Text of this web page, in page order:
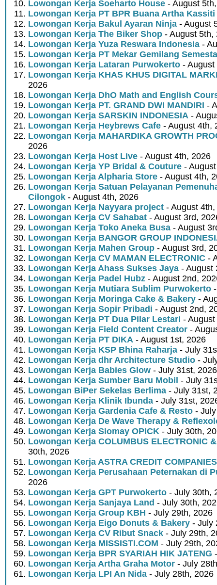
Lowongan Kerja Soeharto House - August
Lowongan Kerja PT BPR Buana Artha Kassiti
Lowongan Kerja Bakul Ayaran Ninja - August
Lowongan Kerja The Biker Shop - August 5th,
Lowongan Kerja Yuza Reswara Indonesia -
Lowongan Kerja PT Mekar Gemilang Semesta
Lowongan Kerja Lataran Purwokerto -
Lowongan Kerja KHAS KHUS DIGITAL
2026
Lowongan Kerja DhO Math and English
Lowongan Kerja PT. GRAND DWI MANDIRI -
Lowongan Kerja SARSKIN INDONESIA -
Lowongan Kerja Heybrews Cafe - August 4th,
Lowongan Kerja MAHARDIKA GROWTH
2026
Lowongan Kerja Host Live - August 4th, 2026
Lowongan Kerja YP Bridal & Couture -
Lowongan Kerja Alpharia Store - August 4th,
Lowongan Kerja Satuan Pelayanan
Cilongok - August 4th, 2026
Lowongan Kerja Nayyara project - August
Lowongan Kerja CV Sahabat - August 3rd,
Lowongan Kerja Toko Aneka Busa - August
Lowongan Kerja BANGOR GROUP
Lowongan Kerja Mahen Group - August 3rd,
Lowongan Kerja CV MAMAN ELECTRONIC -
Lowongan Kerja Ahass Sukses Jaya - August
Lowongan Kerja Padel Hubz - August 2nd,
Lowongan Kerja Mutiara Sublim Purwokerto
Lowongan Kerja Moringa Cake & Bakery -
Lowongan Kerja Sopir Pribadi - August 2nd,
Lowongan Kerja PT Dua Pilar Lestari -
Lowongan Kerja Field Content Creator -
Lowongan Kerja PT DIKA - August 1st, 2026
Lowongan Kerja KSP Bhina Raharja - July
Lowongan Kerja dhr Architecture Studio -
Lowongan Kerja Babies Glow - July 31st, 2026
Lowongan Kerja Sumber Baru Mobil - July
Lowongan BiPer Sekelas Berlima - July 31st,
Lowongan Kerja Klinik Ibunda - July 31st,
Lowongan Kerja Gardenia Cafe & Resto -
Lowongan Kerja De Wave Therapy &
Lowongan Kerja Siomay OPICK - July 30th,
Lowongan Kerja COLUMBUS ELECTRONIC
30th, 2026
Lowongan Kerja ASTRA CREDIT COMPANIES
Lowongan Kerja Perusahaan Peternakan di
2026
Lowongan Kerja GPT Purwokerto - July 30th,
Lowongan Kerja Sanjaya Land - July 30th,
Lowongan Kerja Group KBH - July 29th, 2026
Lowongan Kerja Eigo Donuts & Bakery - July
Lowongan Kerja CV Ribut Snack - July 29th,
Lowongan Kerja MISSISTI.COM - July 29th,
Lowongan Kerja BPR SYARIAH HIK JATENG
Lowongan Kerja Artha Graha Motor - July
Lowongan Kerja LPI An Nida - July 28th, 2026